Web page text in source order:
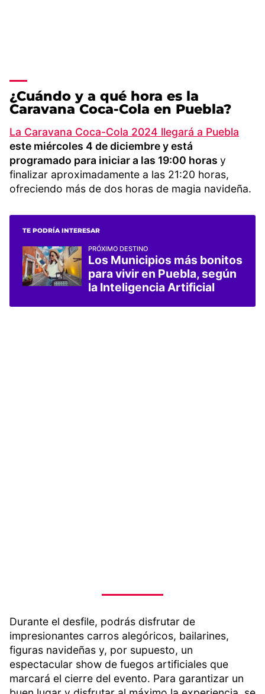
¿Cuándo y a qué hora es la
Caravana Coca-Cola en Puebla?
La Caravana Coca-Cola 2024 llegará a Puebla
este miércoles 4 de diciembre y está
programado para iniciar a las 19:00 horas y
finalizar aproximadamente a las 21:20 horas,
ofreciendo más de dos horas de magia navideña.
TE PODRÍA INTERESAR
PRÓXIMO DESTINO
Los Municipios más bonitos
para vivir en Puebla, según
la Inteligencia Artificial
Durante el desfile, podrás disfrutar de
impresionantes carros alegóricos, bailarines,
figuras navideñas y, por supuesto, un
espectacular show de fuegos artificiales que
marcará el cierre del evento. Para garantizar un